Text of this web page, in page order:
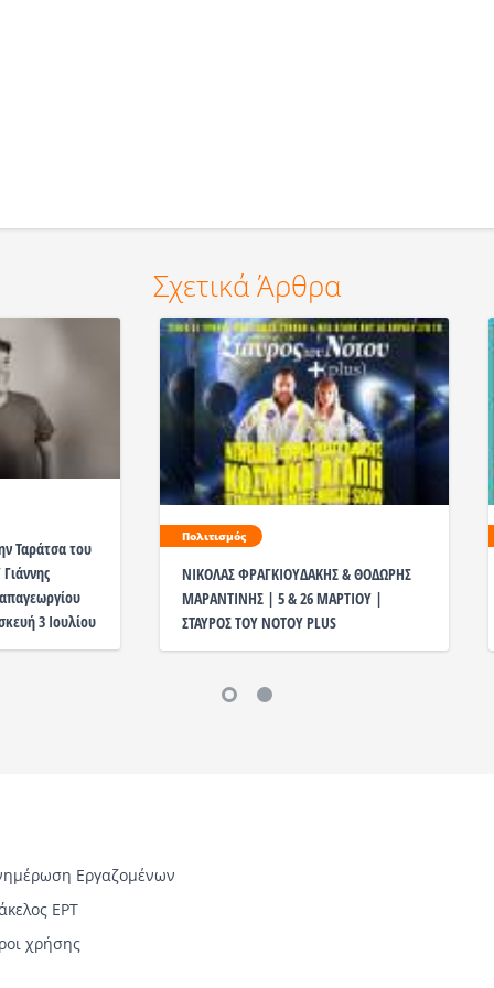
Σχετικά Άρθρα
Ταράτσα του
3 Ιουλίου
Πολιτισμός
ΝΙΚΟΛΑΣ ΦΡΑΓΚΙΟΥΔΑΚΗΣ & ΘΟΔΩΡΗΣ
ΜΑΡΑΝΤΙΝΗΣ | 5 & 26 ΜΑΡΤΙΟΥ |
ΣΤΑΥΡΟΣ ΤΟΥ ΝΟΤΟΥ PLUS
Εργαζομένων
ΕΡΤ
χρήσης